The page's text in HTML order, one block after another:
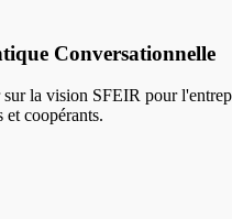
Conversationnelle
la vision SFEIR pour
et coopérants.